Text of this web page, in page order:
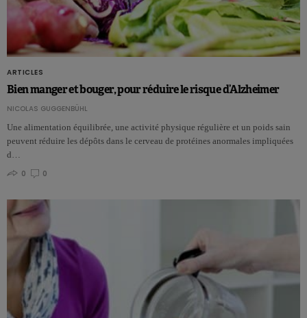
ARTICLES
Bien manger et bouger, pour réduire le risque d’Alzheimer
NICOLAS GUGGENBÜHL
Une alimentation équilibrée, une activité physique régulière et un poids sain
peuvent réduire les dépôts dans le cerveau de protéines anormales impliquées
d…
0
0